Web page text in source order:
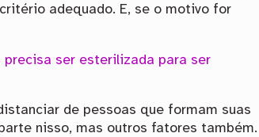
adequado. E, se o motivo for
precisa ser esterilizada para ser
de pessoas que formam suas
nisso, mas outros fatores também.